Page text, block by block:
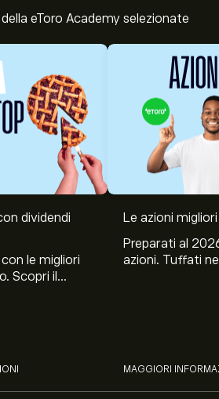
eToro Academy selezionate
dividendi
le migliori
Scopri il
Le azioni
Preparati al
azioni. Tuffati
MAGGIORI
azioni XTIA è di 1.51‎$‎.